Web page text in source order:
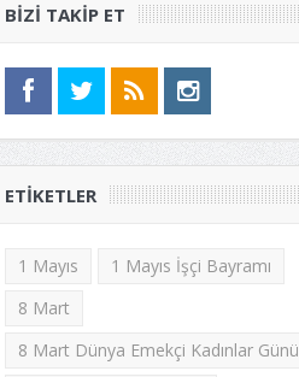
BIZI TAKIP ET
ETIKETLER
1 Mayıs
1 Mayıs İşçi Bayramı
8 Mart
8 Mart Dünya Emekçi Kadınlar Günü